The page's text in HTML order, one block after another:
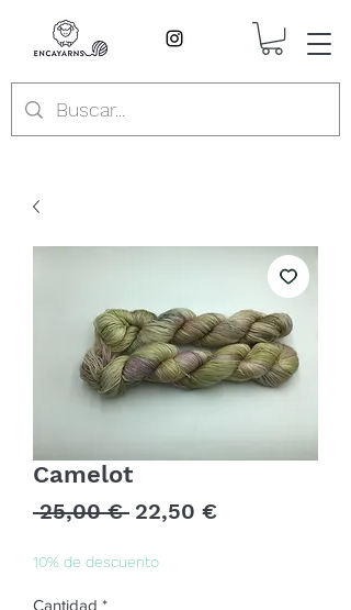
Camelot
25,00 € Precio
22,50 €Precio
10% de descuento
Cantidad *